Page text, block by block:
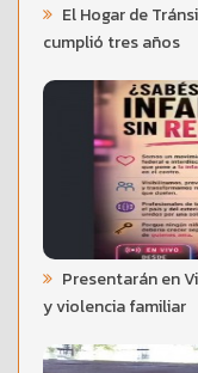
El Hogar de
cumplió tres años
Presentarán en
y violencia familiar